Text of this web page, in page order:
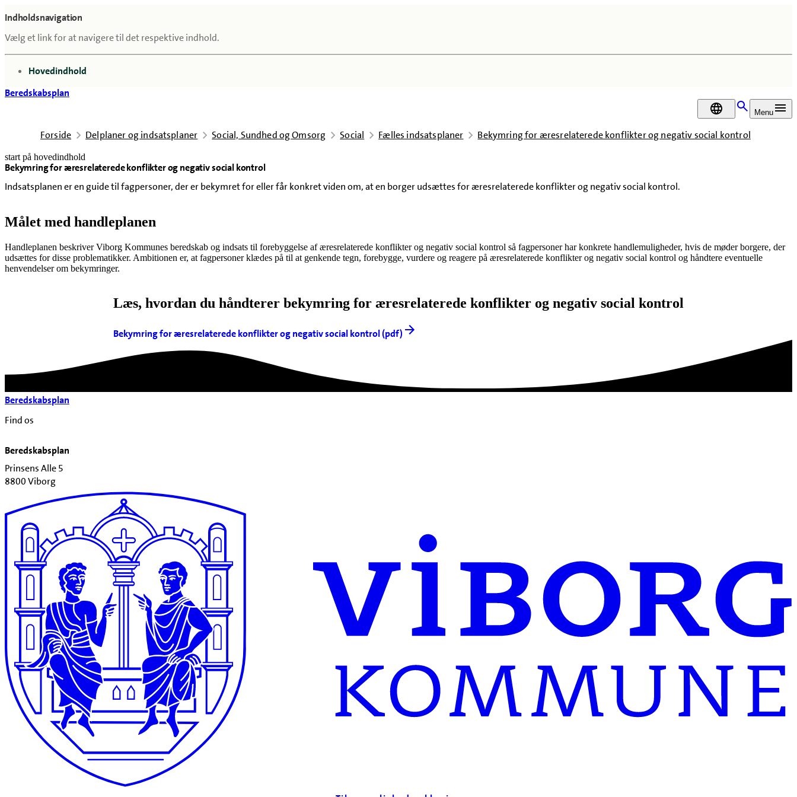
Indholdsnavigation
Vælg et link for at navigere til det respektive indhold.
gå til
Hovedindhold
Beredskabsplan
DA
Menu
Forside Delplaner og indsatsplaner Social, Sundhed og Omsorg Social Fælles indsatsplaner Bekymring for æresrelaterede konflikter og negativ social kontrol
start på hovedindhold
Bekymring for æresrelaterede konflikter og negativ social kontrol
Indsatsplanen er en guide til fagpersoner, der er bekymret for eller får konkret viden om, at en borger udsættes for æresrelaterede konflikter og negativ social kontrol.
senest opdateret 18. februar 2026
Målet med handleplanen
Handleplanen beskriver Viborg Kommunes beredskab og indsats til forebyggelse af æresrelaterede konflikter og negativ social kontrol så fagpersoner har konkrete handlemuligheder, hvis de møder borgere, der
udsættes for disse problematikker. Ambitionen er, at fagpersoner klædes på til at genkende tegn, forebygge, vurdere og reagere på æresrelaterede konflikter og negativ social kontrol og håndtere eventuelle
henvendelser om bekymringer.
Læs, hvordan du håndterer bekymring for æresrelaterede konflikter og negativ social kontrol
Bekymring for æresrelaterede konflikter og negativ social kontrol (pdf)
Beredskabsplan
Find os
Beredskabsplan
Prinsens Alle 5
8800 Viborg